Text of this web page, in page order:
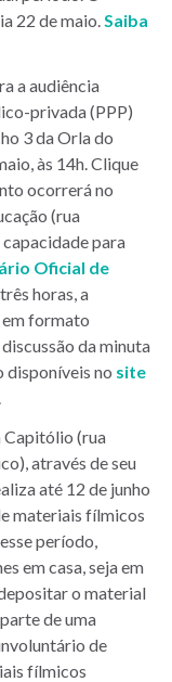
22 de maio. Saiba
a audiência
privada (PPP)
3 da Orla do
às 14h. Clique
ocorrerá no
(rua
para
Oficial de
horas, a
em formato
da minuta
disponíveis no site
Capitólio (rua
através de seu
até 12 de junho
materiais fílmicos
período,
em casa, seja em
o material
de uma
de
fílmicos